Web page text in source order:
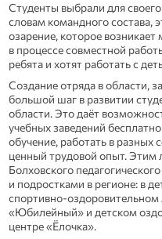
Студенты выбрали для
словам командного состава,
озарение, которое
в процессе совместной
ребята и хотят работать с
Создание отряда в области,
большой шаг в развитии
области. Это даёт
учебных заведений
обучение, работать в разных
ценный трудовой опыт. Этим
Болховского
и подростками в регионе: в
спортивно-оздоровительном
«Юбилейный» и детском
центре «Ёлочка».